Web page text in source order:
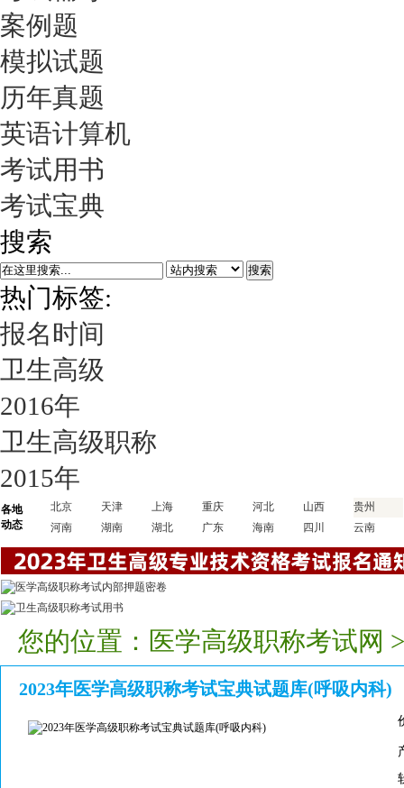
案例题
模拟试题
历年真题
英语计算机
考试用书
考试宝典
搜索
搜索
热门标签:
报名时间
卫生高级
2016年
卫生高级职称
2015年
各地
动态
北京 天津 上海 重庆 河北 山西
贵州
河南
湖南 湖北 广东 海南 四川 云南
您的位置： 医学高级职称考试网
2023年医学高级职称考试宝典试题库(呼吸内科)